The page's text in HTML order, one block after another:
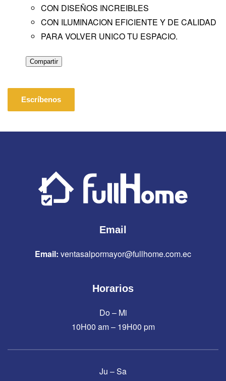
CON DISEÑOS INCREIBLES
CON ILUMINACION EFICIENTE Y DE CALIDAD
PARA VOLVER UNICO TU ESPACIO.
Compartir
Escríbenos
Email
Email: ventasalpormayor@fullhome.com.ec
Horarios
Do – Mi
10H00 am – 19H00 pm
Ju – Sa